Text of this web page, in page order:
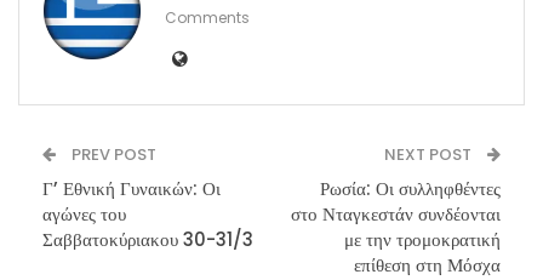
Comments
PREV POST
Γ’ Εθνική Γυναικών: Οι
αγώνες του
Σαββατοκύριακου 30-31/3
NEXT POST
Ρωσία: Οι συλληφθέντες
στο Νταγκεστάν συνδέονται
με την τρομοκρατική
επίθεση στη Μόσχα